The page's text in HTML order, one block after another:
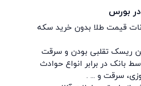
بورس
قیمت طلا بدون خرید سکه
ریسک تقلبی بودن و سرقت
بانک در برابر انواع حوادث
سرقت و ... .